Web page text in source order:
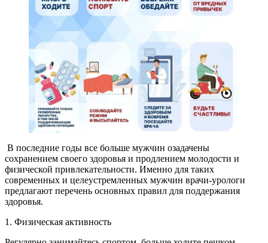
В последние годы все больше мужчин озадачены
сохранением своего здоровья и продлением молодости и
физической привлекательности. Именно для таких
современных и целеустремленных мужчин врачи-урологи
предлагают перечень основных правил для поддержания
здоровья.
1. Физическая активность